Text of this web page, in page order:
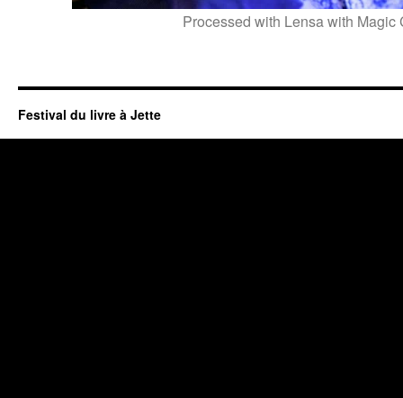
Processed with Lensa with Magic
Festival du livre à Jette